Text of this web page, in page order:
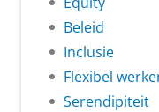
Beleid
Inclusie
Flexibel
Serendipiteit